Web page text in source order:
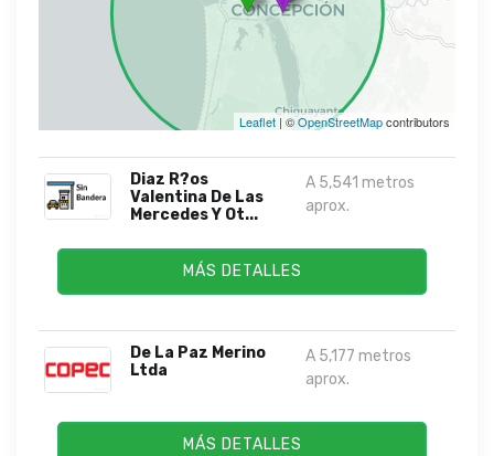
Leaflet | ©OpenStreetMapcontributors
Diaz R?os
Valentina De Las
Mercedes Y Ot...
A 5,541 metros
aprox.
MÁS DETALLES
De La Paz Merino
Ltda
A 5,177 metros
aprox.
MÁS DETALLES